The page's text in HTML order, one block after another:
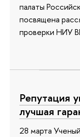
палаты
посвящена
проверки НИУ
Репутация
лучшая
28 марта